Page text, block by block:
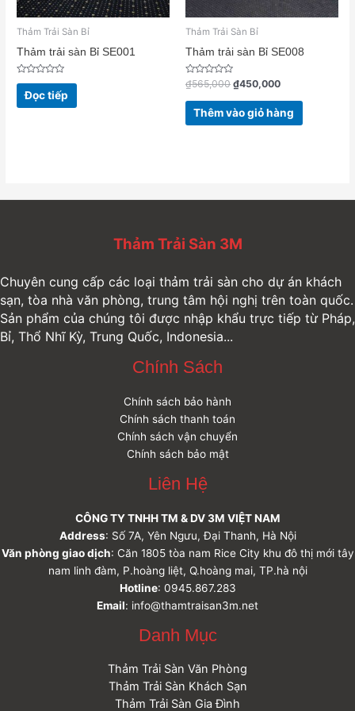
Thảm Trải Sàn Bỉ
Thảm trải sàn Bỉ SE001
Được
xếp
hạng
0
Đọc tiếp
Thảm Trải Sàn Bỉ
Thảm trải sàn Bỉ SE008
Được
xếp
hạng
sao
₫565,000 ₫450,000
Thêm vào giỏ hàng
Thảm Trải Sàn 3M
Chuyên cung cấp các loại thảm trải sàn cho dự án khách
sạn, tòa nhà văn phòng, trung tâm hội nghị trên toàn quốc.
Sản phẩm của chúng tôi được nhập khẩu trực tiếp từ Pháp,
Bỉ, Thổ Nhĩ Kỳ, Trung Quốc, Indonesia...
Chính Sách
Chính sách bảo hành
Chính sách thanh toán
Chính sách vận chuyển
Chính sách bảo mật
Liên Hệ
CÔNG TY TNHH TM & DV 3M VIỆT NAM
Address: Số 7A, Yên Ngưu, Đại Thanh, Hà Nội
Văn phòng giao dịch: Căn 1805 tòa nam Rice City khu đô thị mới tây
nam linh đàm, P.hoàng liệt, Q.hoàng mai, TP.hà nội
Hotline: 0945.867.283
Email: info@thamtraisan3m.net
Danh Mục
Thảm Trải Sàn Văn Phòng
Thảm Trải Sàn Khách Sạn
Thảm Trải Sàn Gia Đình